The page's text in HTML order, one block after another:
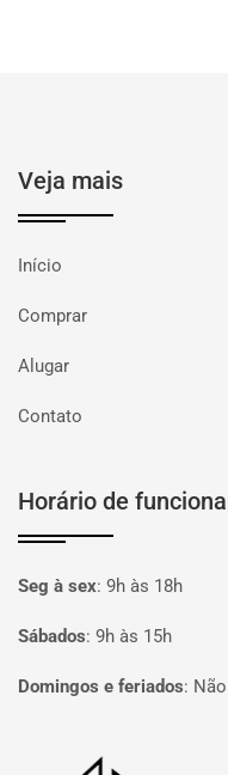
Veja mais
Início
Comprar
Alugar
Contato
Horário de
Seg à sex: 9h às 18h
Sábados: 9h às 15h
Domingos e feriados:
Página inicial